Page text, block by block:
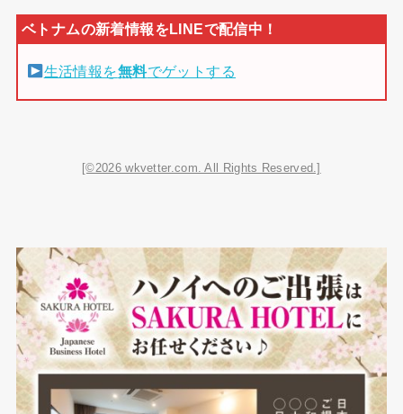
生活情報を無料でゲットする
[©2026 wkvetter.com. All Rights Reserved.]